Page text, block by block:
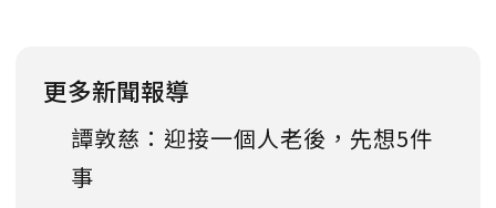
更多新聞報導
譚敦慈：迎接一個人老後，先想5件
事